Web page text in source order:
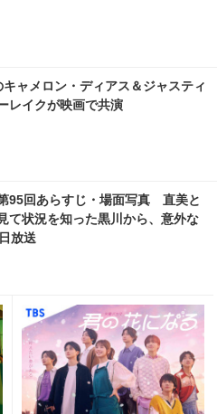
ャメロン・ディアス＆ジャスティ
レイクが映画で共演
95回あらすじ・場面写真 直美と
て状況を知った黒川から、意外な
放送